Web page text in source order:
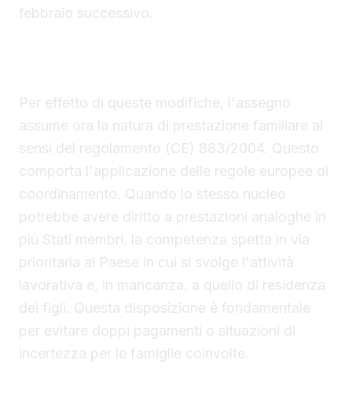
febbraio successivo.
Per effetto di queste modifiche, l'assegno
assume ora la natura di prestazione familiare ai
sensi del regolamento (CE) 883/2004. Questo
comporta l'applicazione delle regole europee di
coordinamento. Quando lo stesso nucleo
potrebbe avere diritto a prestazioni analoghe in
più Stati membri, la competenza spetta in via
prioritaria al Paese in cui si svolge l'attività
lavorativa e, in mancanza, a quello di residenza
dei figli. Questa disposizione è fondamentale
per evitare doppi pagamenti o situazioni di
incertezza per le famiglie coinvolte.